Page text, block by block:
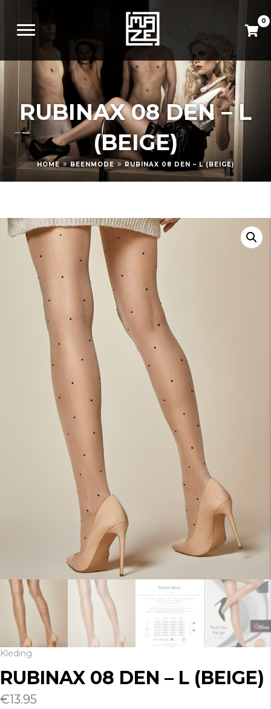
0
RUBINAX 08 DEN – L
(BEIGE)
HOME » BEENMODE » RUBINAX 08 DEN – L (BEIGE)
Kleding
RUBINAX 08 DEN – L (BEIGE)
€13.95